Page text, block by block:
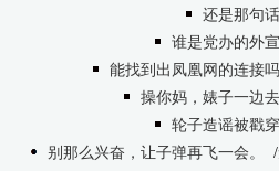
还是那句
谁是党办的外
能找到出凤凰网的连接
操你妈，婊子一边去
轮子造谣被戳
别那么兴奋，让子弹再飞一会。